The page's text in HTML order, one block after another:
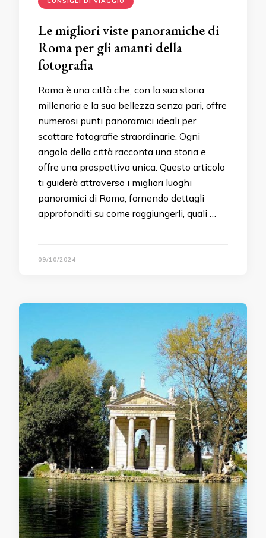
Le migliori viste panoramiche di
Roma per gli amanti della
fotografia
Roma è una città che, con la sua storia
millenaria e la sua bellezza senza pari, offre
numerosi punti panoramici ideali per
scattare fotografie straordinarie. Ogni
angolo della città racconta una storia e
offre una prospettiva unica. Questo articolo
ti guiderà attraverso i migliori luoghi
panoramici di Roma, fornendo dettagli
approfonditi su come raggiungerli, quali …
09/10/2024